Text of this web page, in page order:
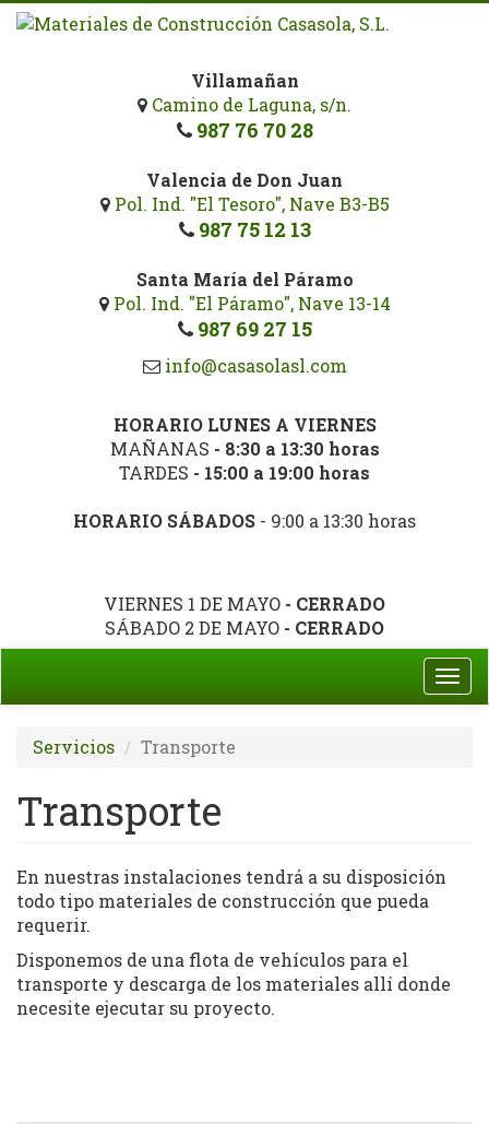
Pasar
Villamañan
Camino de Laguna, s/n.
987 76 70 28
Valencia de Don Juan
Pol. Ind. "El Tesoro", Nave B3-B5
987 75 12 13
Santa María del Páramo
Pol. Ind. "El Páramo", Nave 13-14
987 69 27 15
info@casasolasl.com
HORARIO LUNES A VIERNES
MAÑANAS - 8:30 a 13:30 horas
TARDES - 15:00 a 19:00 horas
HORARIO SÁBADOS - 9:00 a 13:30 horas
VIERNES 1 DE MAYO - CERRADO
SÁBADO 2 DE MAYO - CERRADO
Servicios
Transporte
Transporte
En nuestras instalaciones tendrá a su disposición
todo tipo materiales de construcción que pueda
requerir.
Disponemos de una flota de vehículos para el
transporte y descarga de los materiales allí donde
necesite ejecutar su proyecto.